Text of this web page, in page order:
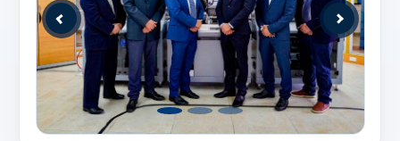
Anterior Siguiente